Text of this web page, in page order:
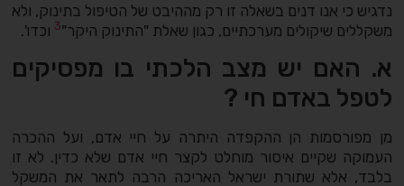
נדגיש כי אנו דנים בשאלה זו רק מההיבט של הטיפול בתינוק, ולא
משקללים שיקולים מערכתיים, כגון שאלת "התינוק היקר"3 וכדו'.
א. האם יש מצב הלכתי בו מפסיקים
לטפל באדם חי ?
מן מפורסמות הן ההקפדה היתרה על חיי אדם, ועל ההכרה
העמוקה שקיים איסור מוחלט לקצר חיי אדם שלא כדין. לא זו
בלבד, אלא שתורת ישראל האריכה הרבה לתאר את המשקל